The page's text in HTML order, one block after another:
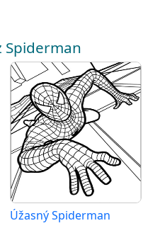
Spiderman
Úžasný Spiderman